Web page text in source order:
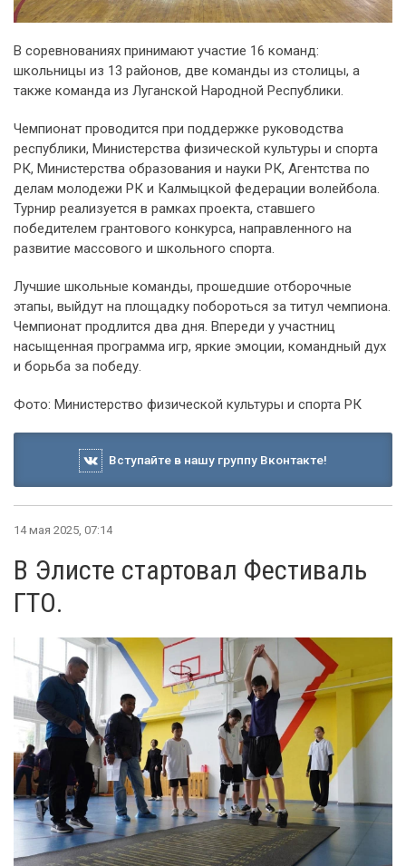
В соревнованиях принимают участие 16 команд:
школьницы из 13 районов, две команды из столицы, а
также команда из Луганской Народной Республики.
Чемпионат проводится при поддержке руководства
республики, Министерства физической культуры и спорта
РК, Министерства образования и науки РК, Агентства по
делам молодежи РК и Калмыцкой федерации волейбола.
Турнир реализуется в рамках проекта, ставшего
победителем грантового конкурса, направленного на
развитие массового и школьного спорта.
Лучшие школьные команды, прошедшие отборочные
этапы, выйдут на площадку побороться за титул чемпиона.
Чемпионат продлится два дня. Впереди у участниц
насыщенная программа игр, яркие эмоции, командный дух
и борьба за победу.
Фото: Министерство физической культуры и спорта РК
Вступайте в нашу группу Вконтакте!
14 мая 2025, 07:14
В Элисте стартовал Фестиваль
ГТО.